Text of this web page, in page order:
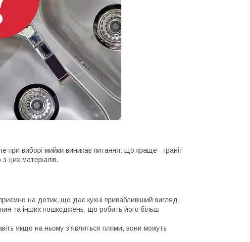
при виборі мийки виникає питання: що краще - граніт
цих матеріалів.
на дотик, що дає кухні привабливіший вигляд.
та інших пошкоджень, що робить його більш
якщо на ньому з'являться плями, вони можуть